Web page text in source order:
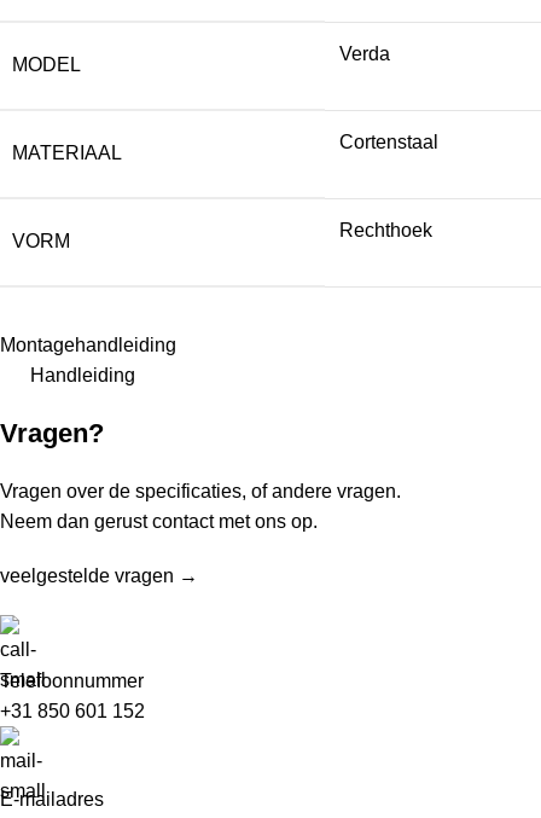
MODEL
Verda
MATERIAAL
Cortenstaal
VORM
Rechthoek
Montagehandleiding
Handleiding
Vragen?
Vragen over de specificaties, of andere vragen.
Neem dan gerust contact met ons op.
veelgestelde vragen →
Telefoonnummer
+31 850 601 152
E-mailadres